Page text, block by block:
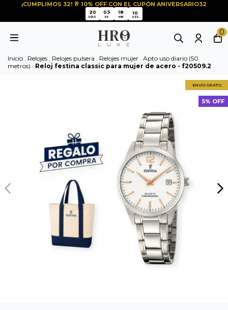
¡CUMPLIMOS 32! 🥂 10% OFF CON EL CUPÓN ANIVERSARIO32
20
20
DÍAS
03
03
HS
18
18
MIN
10
10
SEG
0
Inicio Relojes Relojes pulsera Relojes mujer Apto uso diario (50
metros)
Reloj festina classic para mujer de acero - f20509.2
ENVÍO GRATIS
5% OFF